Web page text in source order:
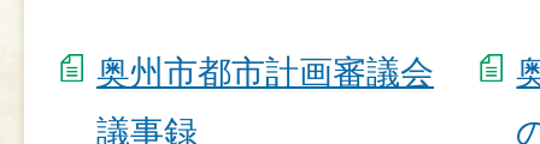
奥州市都市計画審議会
議事録